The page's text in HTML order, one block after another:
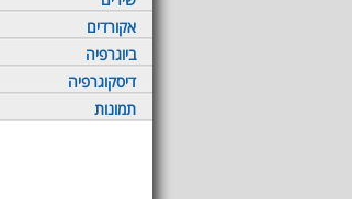
אקורדים
ביוגרפיה
דיסקוגרפיה
תמונות